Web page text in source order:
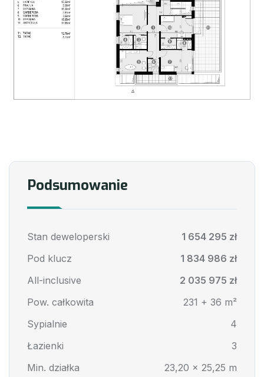
Podsumowanie
Stan deweloperski
1 654 295 zł
Pod klucz
1 834 986 zł
All-inclusive
2 035 975 zł
Pow. całkowita
231 + 36 m²
Sypialnie
4
Łazienki
3
Min. działka
23,20 x 25,25 m